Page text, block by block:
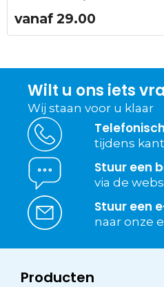
vanaf 29.00
Wilt u ons iets
Wij staan voor u klaar
tijdens
Stuur een
via de
Stuur een
naar onze
Producten